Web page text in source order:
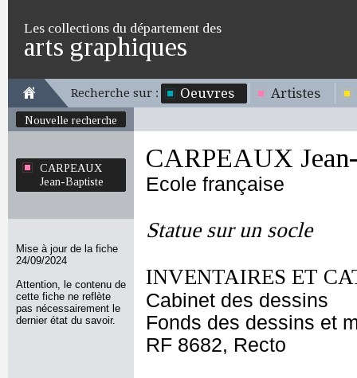
Les collections du département des
arts graphiques
Recherche sur : Oeuvres Artistes
Nouvelle recherche
CARPEAUX
Jean-Baptiste
Mise à jour de la fiche
24/09/2024
Attention, le contenu de
cette fiche ne reflète
pas nécessairement le
dernier état du savoir.
CARPEAUX
Ecole française
Statue sur un socle
INVENTAIRES ET
Cabinet des dessins
Fonds des dessins et
RF 8682, Recto